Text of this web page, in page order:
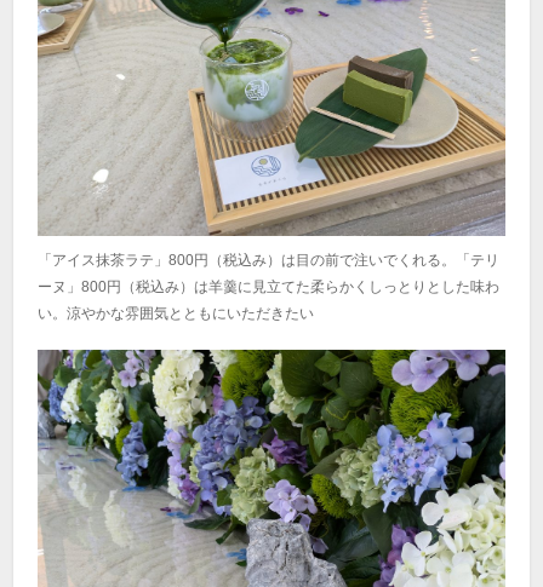
「アイス抹茶ラテ」800円（税込み）は目の前で注いでくれる。「テリ
ーヌ」800円（税込み）は羊羹に見立てた柔らかくしっとりとした味わ
い。涼やかな雰囲気とともにいただきたい